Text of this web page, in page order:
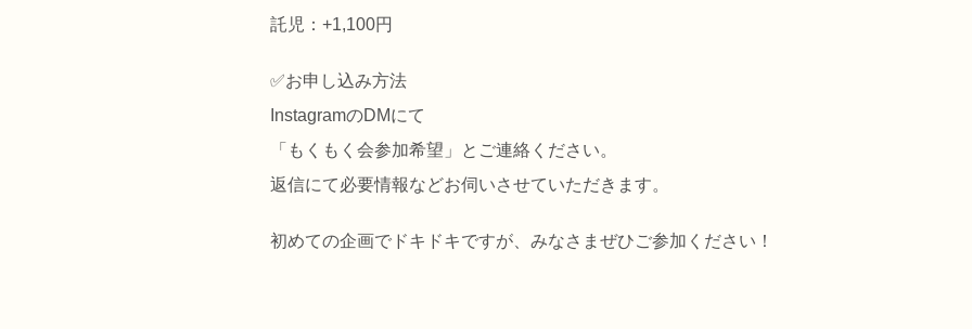
託児：+1,100円
✅️お申し込み方法
InstagramのDMにて
「もくもく会参加希望」とご連絡ください。
返信にて必要情報などお伺いさせていただきます。
初めての企画でドキドキですが、みなさまぜひご参加ください！